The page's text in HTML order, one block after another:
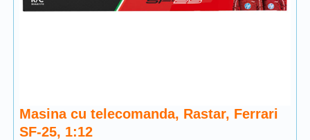
Masina cu telecomanda, Rastar, Ferrari
SF-25, 1:12